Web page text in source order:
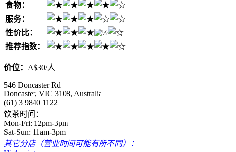
食物：
服务：
性价比：
推荐指数：
价位： A$30/人
546 Doncaster Rd
Doncaster, VIC 3108, Australia
(61) 3 9840 1122
饮茶时间：
Mon-Fri: 12pm-3pm
Sat-Sun: 11am-3pm
其它分店（营业时间可能有所不同）：